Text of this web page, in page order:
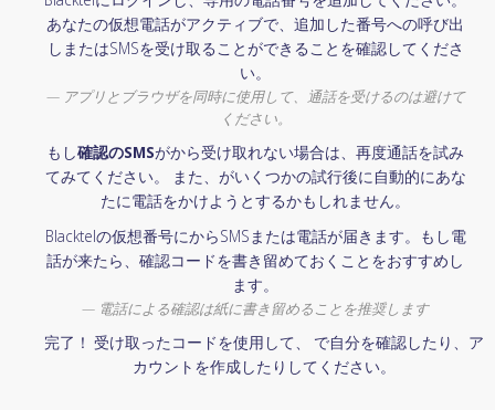
あなたの仮想電話がアクティブで、追加した番号への呼び出
しまたはSMSを受け取ることができることを確認してくださ
い。
アプリとブラウザを同時に使用して、通話を受けるのは避けて
ください。
もし確認のSMSがから受け取れない場合は、再度通話を試み
てみてください。 また、がいくつかの試行後に自動的にあな
たに電話をかけようとするかもしれません。
Blacktelの仮想番号にからSMSまたは電話が届きます。もし電
話が来たら、確認コードを書き留めておくことをおすすめし
ます。
電話による確認は紙に書き留めることを推奨します
完了！ 受け取ったコードを使用して、 で自分を確認したり、ア
カウントを作成したりしてください。